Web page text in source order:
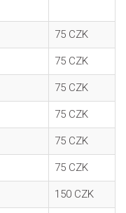
75 CZK
75 CZK
75 CZK
75 CZK
75 CZK
75 CZK
150 CZK